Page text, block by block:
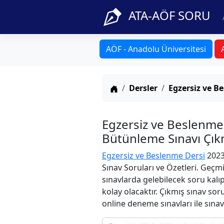
ATA-AÖF SORU
AÖF - Anadolu Üniversitesi
Anasayfa
Dersler Egzersiz ve
Egzersiz ve
Bütünleme Sınavı
Egzersiz ve Beslenme Dersi
Sınav Soruları ve Özetleri.
sınavlarda gelebilecek soru
kolay olacaktır. Çıkmış sınav
online deneme sınavları ile